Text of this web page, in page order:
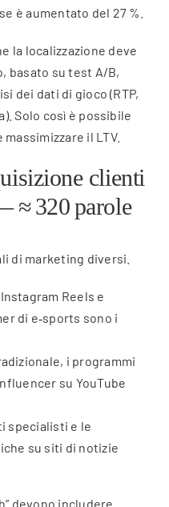
è aumentato del 27 %.
la localizzazione deve
basato su test A/B,
dei dati di gioco (RTP,
Solo così è possibile
il LTV.
clienti
≈ 320 parole
di marketing diversi.
Reels e
di e‑sports sono i
i programmi
su YouTube
specialisti e le
su siti di notizie
devono includere